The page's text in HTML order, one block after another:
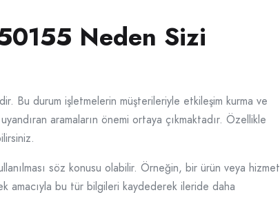
Neden Sizi
Bu durum işletmelerin müşterileriyle etkileşim kurma ve
aramaların önemi ortaya çıkmaktadır. Özellikle
söz konusu olabilir. Örneğin, bir ürün veya hizmet
amacıyla bu tür bilgileri kaydederek ileride daha